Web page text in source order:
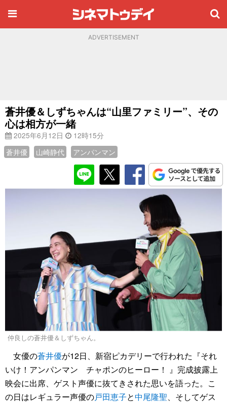
ADVERTISEMENT
蒼井優＆しずちゃんは“山里ファミリー”、その
心は相方が一緒
2025年6月12日
12時15分
蒼井優
山崎静代 アンパンマン
仲良しの蒼井優＆しずちゃん。
女優の蒼井優が12日、新宿ピカデリーで行われた『それ
いけ！アンパンマン チャポンのヒーロー！ 』完成披露上
映会に出席、ゲスト声優に抜てきされた思いを語った。こ
の日はレギュラー声優の戸田恵子と中尾隆聖、そしてゲス